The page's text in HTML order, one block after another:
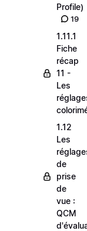
Profile)
19
1.11.1
Fiche
récap
11 -
Les
1.12
Les
de
prise
de
vue :
QCM